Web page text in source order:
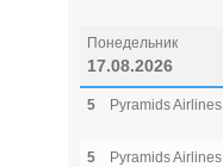
Понедельник
17.08.2026
5 Pyramids Airlines
5 Pyramids Airlines